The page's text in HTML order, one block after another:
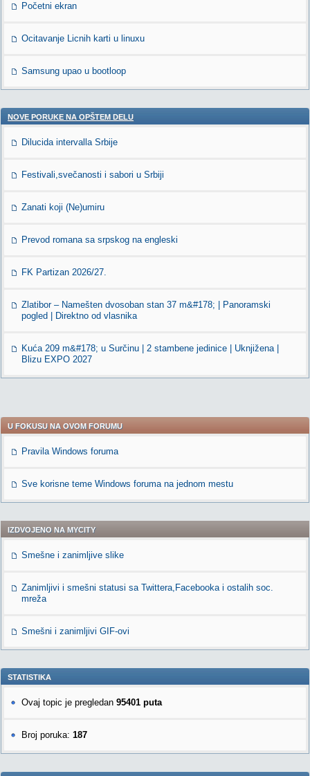
Početni ekran
Ocitavanje Licnih karti u linuxu
Samsung upao u bootloop
NOVE PORUKE NA OPŠTEM DELU
Dilucida intervalla Srbije
Festivali,svečanosti i sabori u Srbiji
Zanati koji (Ne)umiru
Prevod romana sa srpskog na engleski
FK Partizan 2026/27.
Zlatibor – Namešten dvosoban stan 37 m&#178; | Panoramski
pogled | Direktno od vlasnika
Kuća 209 m&#178; u Surčinu | 2 stambene jedinice | Uknjižena |
Blizu EXPO 2027
U FOKUSU NA OVOM FORUMU
Pravila Windows foruma
Sve korisne teme Windows foruma na jednom mestu
IZDVOJENO NA MYCITY
Smešne i zanimljive slike
Zanimljivi i smešni statusi sa Twittera,Facebooka i ostalih soc.
mreža
Smešni i zanimljivi GIF-ovi
STATISTIKA
Ovaj topic je pregledan 95401 puta
Broj poruka: 187